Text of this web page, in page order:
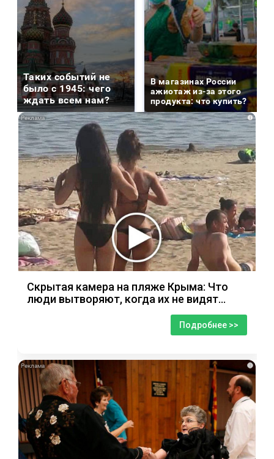
Таких событий не
было с 1945: чего
ждать всем нам?
В магазинах России
ажиотаж из-за этого
продукта: что купить?
i
Скрытая камера на пляже Крыма: Что
люди вытворяют, когда их не видят...
Подробнее >>
i